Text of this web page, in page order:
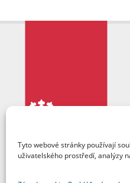
Tyto webové stránky používají
uživatelského prostředí, analýzy